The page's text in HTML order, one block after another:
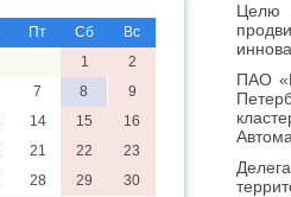
Пт Сб
Вс
1
2
7 8
9
14 15
16
21 22
23
28 29
30
Целю
ПАО